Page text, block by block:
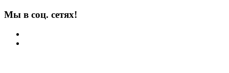
Мы в соц. сетях!